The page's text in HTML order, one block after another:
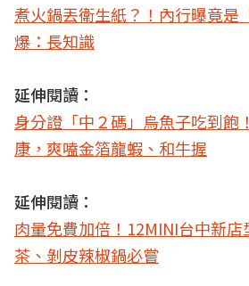
煮火鍋丟衛生紙？！內行曝竟是
爆：長知識
延伸閱讀：
身分證「中２碼」烏魚子吃到飽
康，爽嗑金箔龍蝦、和牛握
延伸閱讀：
肉量免費加倍！12MINI台中新
茶、剝皮辣椒鍋必嘗